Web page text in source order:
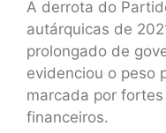
A derrota do
autárquicas de
prolongado de
evidenciou o peso
marcada por
financeiros.